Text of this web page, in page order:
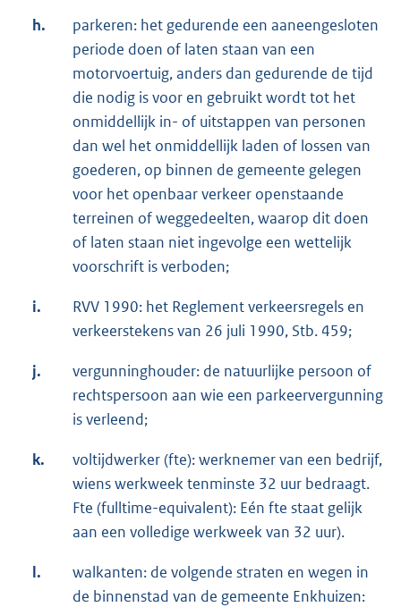
h.
parkeren: het gedurende een aaneengesloten
periode doen of laten staan van een
motorvoertuig, anders dan gedurende de tijd
die nodig is voor en gebruikt wordt tot het
onmiddellijk in- of uitstappen van personen
dan wel het onmiddellijk laden of lossen van
goederen, op binnen de gemeente gelegen
voor het openbaar verkeer openstaande
terreinen of weggedeelten, waarop dit doen
of laten staan niet ingevolge een wettelijk
voorschrift is verboden;
i.
RVV 1990: het Reglement verkeersregels en
verkeerstekens van 26 juli 1990, Stb. 459;
j.
vergunninghouder: de natuurlijke persoon of
rechtspersoon aan wie een parkeervergunning
is verleend;
k.
voltijdwerker (fte): werknemer van een bedrijf,
wiens werkweek tenminste 32 uur bedraagt.
Fte (fulltime-equivalent): Eén fte staat gelijk
aan een volledige werkweek van 32 uur).
l.
walkanten: de volgende straten en wegen in
de binnenstad van de gemeente Enkhuizen: